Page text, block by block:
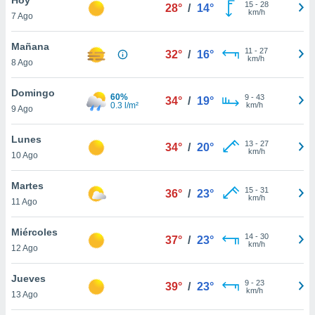
en
más
nuestra
de
cookies
aceptar
7 Ago
28° / 14° 15- 28
km/h
Mañana
8 Ago
32° / 16° 11 - 27
km/h
Domingo
9 Ago
60%
0.3 l/m²
34° / 19° 9- 43
km/h
Lunes
10 Ago
34° / 20° 13- 27
km/h
Martes
11 Ago
36° / 23° 15- 31
km/h
Miércoles
12 Ago
37° / 23° 14- 30
km/h
Jueves
13 Ago
39° / 23° 9- 23
km/h